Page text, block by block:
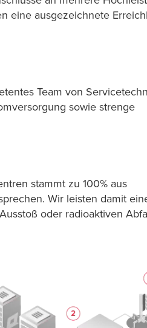
eine ausgezeichnete
Team von
sowie strenge
stammt zu 100% aus
Wir leisten damit
oder radioaktiven